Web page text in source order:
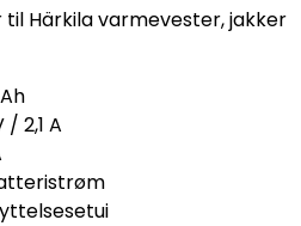
Härkila varmevester, jakker
2,1 A